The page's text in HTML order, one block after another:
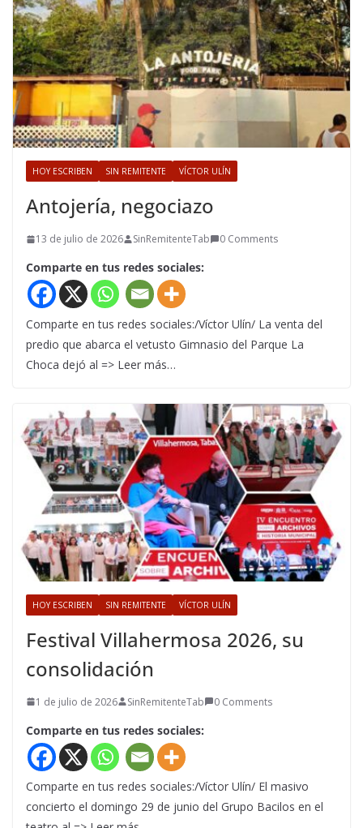
HOY ESCRIBEN SIN REMITENTE VÍCTOR ULÍN
Antojería, negociazo
13 de julio de 2026 SinRemitenteTab 0 Comments
Comparte en tus redes sociales:
Comparte en tus redes sociales:/Víctor Ulín/ La venta del
predio que abarca el vetusto Gimnasio del Parque La
Choca dejó al => Leer más…
HOY ESCRIBEN SIN REMITENTE VÍCTOR ULÍN
Festival Villahermosa 2026, su
consolidación
1 de julio de 2026 SinRemitenteTab 0 Comments
Comparte en tus redes sociales:
Comparte en tus redes sociales:/Víctor Ulín/ El masivo
concierto el domingo 29 de junio del Grupo Bacilos en el